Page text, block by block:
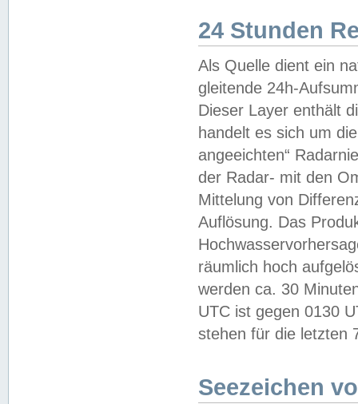
24 Stunden
Als Quelle dient ein
gleitende 24h-
Dieser Layer enthält
handelt es sich um
angeeichten“
der Radar- mit den
Mittelung von
Auflösung. Das
räumlich hoch
werden ca. 30
UTC ist gegen 0130
stehen für die letzten
Seezeichen